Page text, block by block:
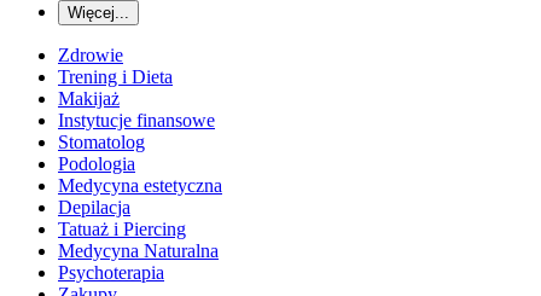
Więcej...
Zdrowie
Trening i Dieta
Makijaż
Instytucje finansowe
Stomatolog
Podologia
Medycyna estetyczna
Depilacja
Tatuaż i Piercing
Medycyna Naturalna
Psychoterapia